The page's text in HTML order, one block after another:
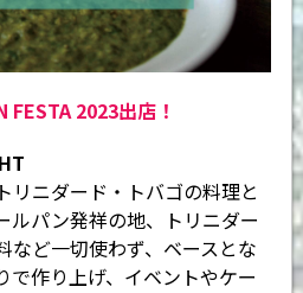
FESTA 2023出店！
リニダード・トバゴの料理と
ルパン発祥の地、トリニダー
など一切使わず、ベースとな
で作り上げ、イベントやケー